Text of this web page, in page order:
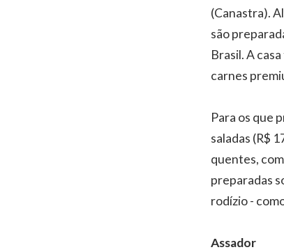
(Canastra).
são
Brasil. A
carnes
Para os que
saladas (R$
quentes,
preparadas
rodízio -
Assador